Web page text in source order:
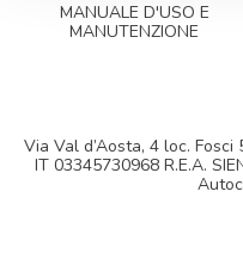
MANUALE D'USO E
MANUTENZIONE
Via Val d’Aosta, 4 loc. Fosci
IT 03345730968 R.E.A.